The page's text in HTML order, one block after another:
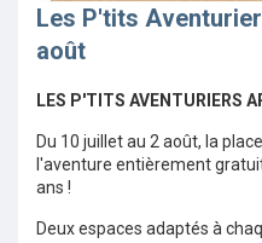
Les P'tits
août
LES P'TITS AVENTURIERS
Du 10 juillet au 2 août, la
l'aventure entièrement
ans !
Deux espaces adaptés à